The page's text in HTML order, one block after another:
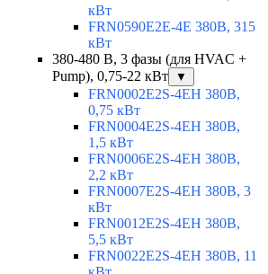
кВт
FRN0590E2E-4E 380В, 315
кВт
380-480 В, 3 фазы (для HVAC +
Pump), 0,75-22 кВт
▼
FRN0002E2S-4EH 380В,
0,75 кВт
FRN0004E2S-4EH 380В,
1,5 кВт
FRN0006E2S-4EH 380В,
2,2 кВт
FRN0007E2S-4EH 380В, 3
кВт
FRN0012E2S-4EH 380В,
5,5 кВт
FRN0022E2S-4EH 380В, 11